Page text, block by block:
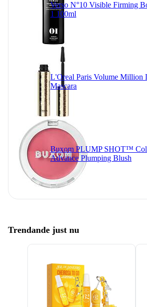
Verso N°10 Visible Firming
1 100ml
L'Oreal Paris Volume Million
Mascara
Buxom PLUMP SHOT™
Advance Plumping Blush
Trendande just nu